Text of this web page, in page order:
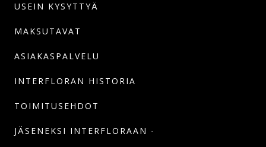
USEIN KYSYTTYÄ
MAKSUTAVAT
ASIAKASPALVELU
INTERFLORAN HISTORIA
TOIMITUSEHDOT
JÄSENEKSI INTERFLORAAN -